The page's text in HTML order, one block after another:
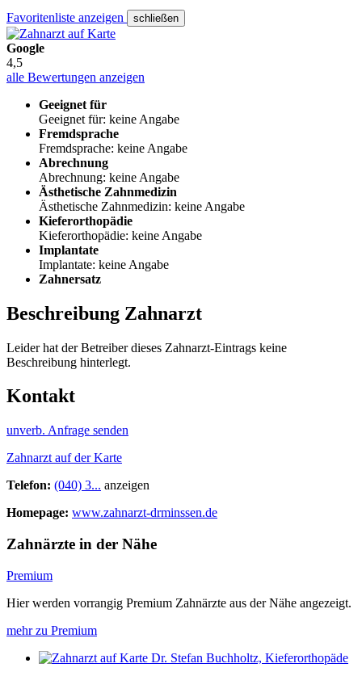
Favoritenliste anzeigen schließen
Google
4,5
alle Bewertungen anzeigen
Geeignet für
Geeignet für: keine Angabe
Fremdsprache
Fremdsprache: keine Angabe
Abrechnung
Abrechnung: keine Angabe
Ästhetische Zahnmedizin
Ästhetische Zahnmedizin: keine Angabe
Kieferorthopädie
Kieferorthopädie: keine Angabe
Implantate
Implantate: keine Angabe
Zahnersatz
Beschreibung Zahnarzt
Leider hat der Betreiber dieses Zahnarzt-Eintrags keine
Beschreibung hinterlegt.
Kontakt
unverb. Anfrage senden
Zahnarzt auf der Karte
Telefon: (040) 3... anzeigen
Homepage: www.zahnarzt-drminssen.de
Zahnärzte in der Nähe
Premium
Hier werden vorrangig Premium Zahnärzte aus der Nähe angezeigt.
mehr zu Premium
Dr. Stefan Buchholtz, Kieferorthopäde